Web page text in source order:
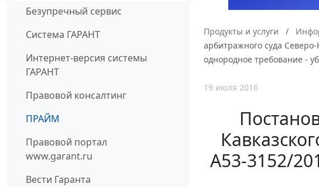
Безупречный сервис
Система ГАРАНТ
Интернет-версия системы
ГАРАНТ
Правовой консалтинг
ПРАЙМ
Правовой портал
www.garant.ru
Вести Гаранта
Продукты и услуги
арбитражного суда
однородное требование -
19 июля 2016
А53-3152/